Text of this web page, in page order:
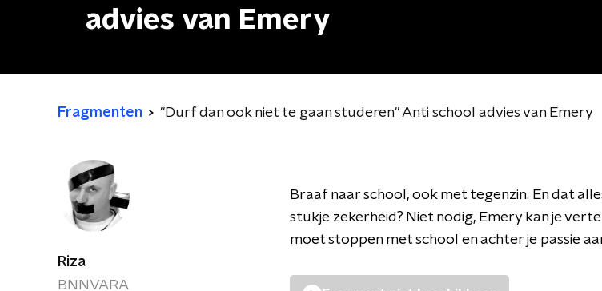
advies van Emery
Fragmenten "Durf dan ook niet te gaan studeren" Anti school advies van Emery
Riza
BNNVARA
Braaf naar school, ook met tegenzin. En dat
stukje zekerheid? Niet nodig, Emery kan je
moet stoppen met school en achter je passie